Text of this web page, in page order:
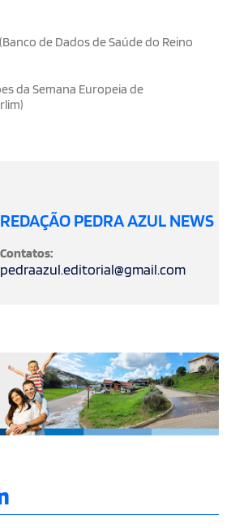
de Dados de Saúde do Reino
da Semana Europeia de
REDAÇÃO PEDRA AZUL NEWS
Contatos:
pedraazul.editorial@gmail.com